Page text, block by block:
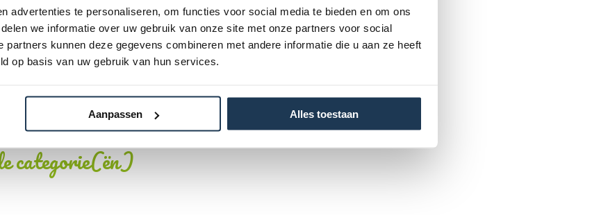
advertenties te personaliseren, om functies voor social media te bieden en om ons
we informatie over uw gebruik van onze site met onze partners voor social
partners kunnen deze gegevens combineren met andere informatie die u aan ze heeft
op basis van uw gebruik van hun services.
Aanpassen Alles toestaan
categorie(ën)